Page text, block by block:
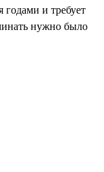
годами и требует
нужно было